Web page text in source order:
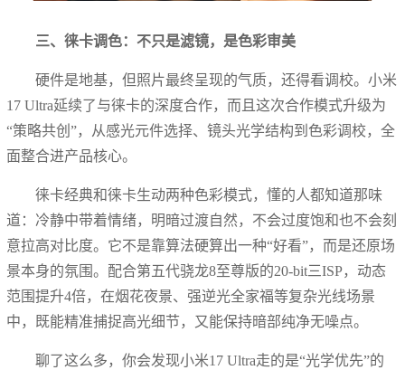
三、徕卡调色：不只是滤镜，是色彩审美
硬件是地基，但照片最终呈现的气质，还得看调校。小米
17 Ultra延续了与徕卡的深度合作，而且这次合作模式升级为
“策略共创”，从感光元件选择、镜头光学结构到色彩调校，全
面整合进产品核心。
徕卡经典和徕卡生动两种色彩模式，懂的人都知道那味
道：冷静中带着情绪，明暗过渡自然，不会过度饱和也不会刻
意拉高对比度。它不是靠算法硬算出一种“好看”，而是还原场
景本身的氛围。配合第五代骁龙8至尊版的20-bit三ISP，动态
范围提升4倍，在烟花夜景、强逆光全家福等复杂光线场景
中，既能精准捕捉高光细节，又能保持暗部纯净无噪点。
聊了这么多，你会发现小米17 Ultra走的是“光学优先”的